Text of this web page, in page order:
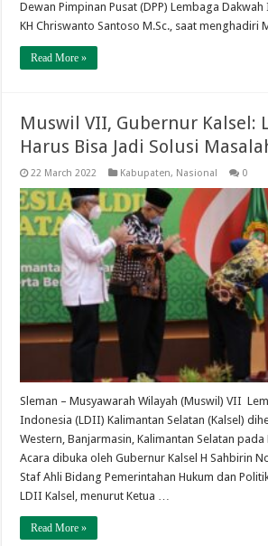
Dewan Pimpinan Pusat (DPP) Lembaga
KH Chriswanto Santoso M.Sc., saat menghadiri
Read More »
Muswil VII, Gubernur Kalsel:
Harus Bisa Jadi Solusi
22 March 2022 Kabupaten, Nasional 0
Sleman – Musyawarah Wilayah (Muswil) VII
Indonesia (LDII) Kalimantan Selatan (Kalsel)
Western, Banjarmasin, Kalimantan Selatan
Acara dibuka oleh Gubernur Kalsel H Sahbirin
Staf Ahli Bidang Pemerintahan Hukum dan
LDII Kalsel, menurut Ketua …
Read More »